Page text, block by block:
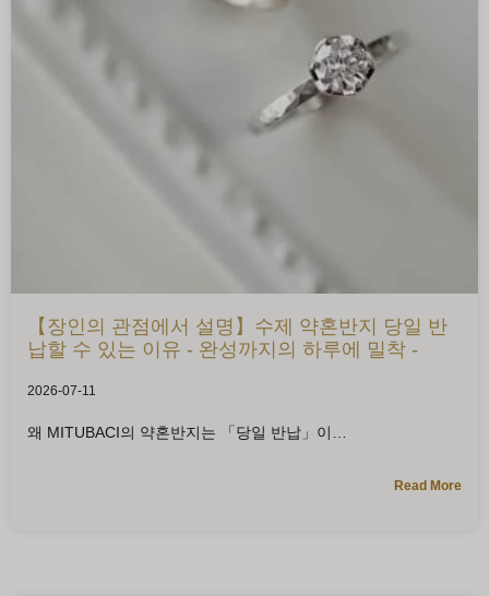
【장인의 관점에서 설명】수제 약혼반지 당일 반
납할 수 있는 이유 - 완성까지의 하루에 밀착 -
2026-07-11
왜 MITUBACI의 약혼반지는 「당일 반납」이
Read More